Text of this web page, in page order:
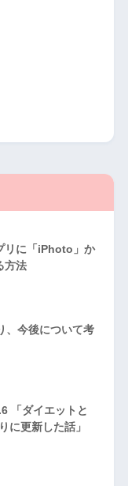
リに「iPhoto」か
方法
、今後について考
「ダイエットと
に更新した話」